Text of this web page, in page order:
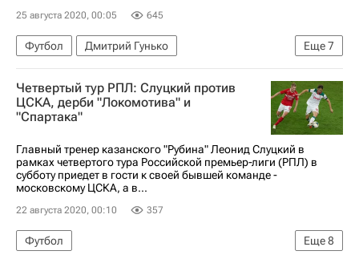
25 августа 2020, 00:05 645
Еще7
Футбол
Дмитрий Гунько
Александр Хацкевич
РПЛ 2026-2027 (Чемпионат России по футболу)
Динамо Москва
Зенит
ПФК ЦСКА Краснодар
Четвертый тур РПЛ: Слуцкий против
ЦСКА, дерби "Локомотива" и
"Спартака"
Главный тренер казанского "Рубина" Леонид Слуцкий в
рамках четвертого тура Российской премьер‑лиги (РПЛ) в
субботу приедет в гости к своей бывшей команде ‑
московскому ЦСКА, а в...
22 августа 2020, 00:10 357
Еще8
Футбол